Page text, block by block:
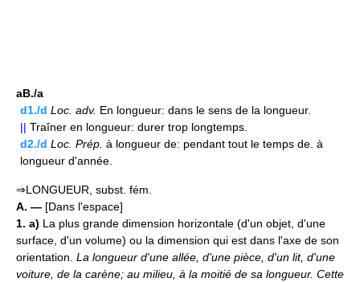
aB./a
d1./d Loc. adv. En longueur: dans le sens de la longueur.
|| Traîner en longueur: durer trop longtemps.
d2./d Loc. Prép. à longueur de: pendant tout le temps de. à
longueur d'année.
⇒LONGUEUR, subst. fém.
A. — [Dans l'espace]
1. a) La plus grande dimension horizontale (d'un objet, d'une
surface, d'un volume) ou la dimension qui est dans l'axe de son
orientation. La longueur d'une allée, d'une pièce, d'un lit, d'une
voiture, de la carène; au milieu, à la moitié de sa longueur. Cette